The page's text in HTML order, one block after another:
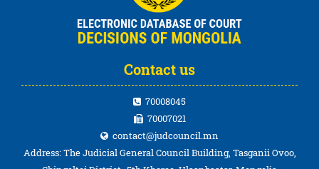
Contact us
70008045
70007021
contact@judcouncil.mn
Address: The Judicial General Council Building, Tasganii Ovoo,